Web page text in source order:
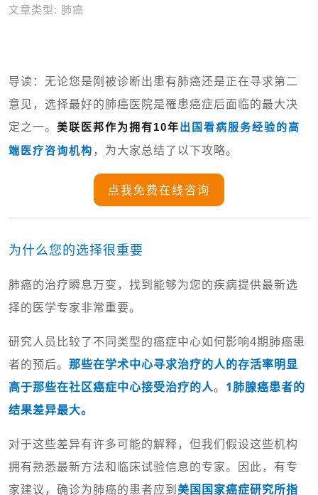
文章类型: 肺癌
导读：无论您是刚被诊断出患有肺癌还是正在寻求第二
意见，选择最好的肺癌医院是罹患癌症后面临的最大决
定之一。
美联医邦作为拥有10年出国看病服务经验的高
端医疗咨询机构 ，为大家总结了以下攻略。
点我免费在线咨询
为什么您的选择很重要
肺癌的治疗瞬息万变，找到能够为您的疾病提供最新选
择的医学专家非常重要。
研究人员比较了不同类型的癌症中心如何影响4期肺癌患
者的预后。 那些在学术中心寻求治疗的人的存活率明显
高于那些在社区癌症中心接受治疗的人。 1肺腺癌患者的
结果差异最大。
对于这些差异有许多可能的解释，但我们假设这些机构
拥有熟悉最新方法和临床试验信息的专家。因此，有专
家建议，确诊为肺癌的患者应到美国国家癌症研究所指